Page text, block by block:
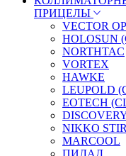
ПРИЦЕЛЫ
VECTOR
HOLOSUN
NORTHTAC
VORTEX
HAWKE
LEUPOLD
EOTECH
NIKKO
MARCOOL
ПИЛАД